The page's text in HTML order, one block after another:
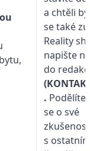
a chtěli
se také
Reality
napište
do
. Podělíte
se o své
s